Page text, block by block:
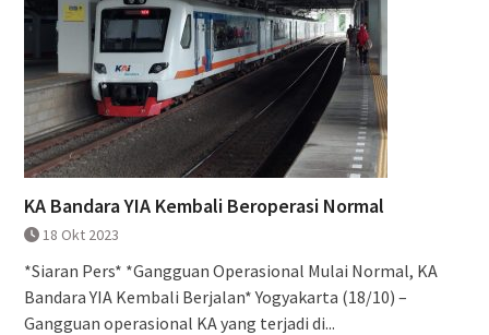
KA Bandara YIA Kembali Beroperasi Normal
18 Okt 2023
*Siaran Pers* *Gangguan Operasional Mulai Normal, KA
Bandara YIA Kembali Berjalan* Yogyakarta (18/10) –
Gangguan operasional KA yang terjadi di...